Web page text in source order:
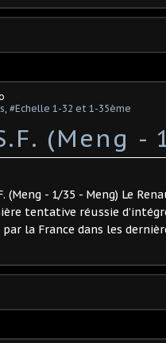
, #Echelle 1-32 et 1-35ème
(Meng -
(Meng - 1/35 - Meng) Le
tentative réussie
la France dans les